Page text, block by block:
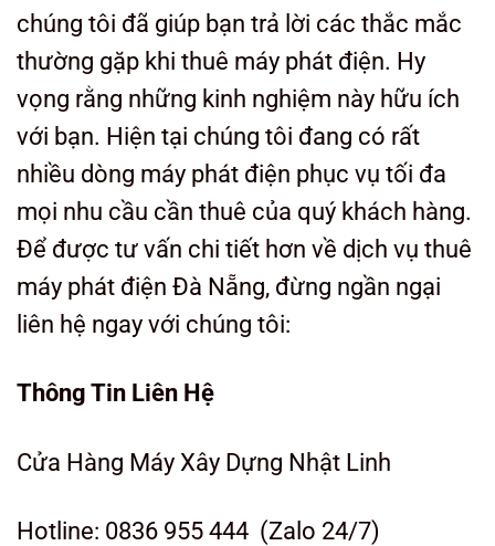
chúng tôi đã giúp bạn trả lời các thắc mắc
thường gặp khi thuê máy phát điện. Hy
vọng rằng những kinh nghiệm này hữu ích
với bạn. Hiện tại chúng tôi đang có rất
nhiều dòng máy phát điện phục vụ tối đa
mọi nhu cầu cần thuê của quý khách hàng.
Để được tư vấn chi tiết hơn về dịch vụ thuê
máy phát điện Đà Nẵng, đừng ngần ngại
liên hệ ngay với chúng tôi:
Thông Tin Liên Hệ
Cửa Hàng Máy Xây Dựng Nhật Linh
Hotline: 0836 955 444 (Zalo 24/7)